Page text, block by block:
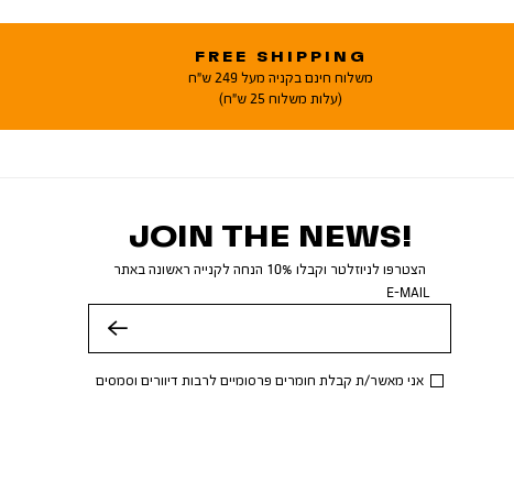
FREE SHIPPING
משלוח חינם בקניה מעל 249 ש"ח
(עלות משלוח 25 ש"ח)
JOIN THE NEWS!
הצטרפו לניוזלטר וקבלו 10% הנחה לקנייה ראשונה באתר
E-MAIL
אני מאשר/ת קבלת חומרים פרסומיים לרבות דיוורים וסמסים